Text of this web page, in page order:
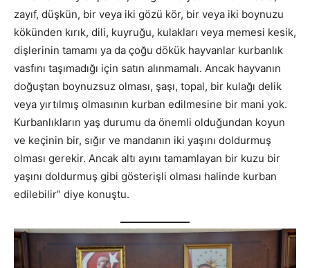
zayıf, düşkün, bir veya iki gözü kör, bir veya iki boynuzu
kökünden kırık, dili, kuyruğu, kulakları veya memesi kesik,
dişlerinin tamamı ya da çoğu dökük hayvanlar kurbanlık
vasfını taşımadığı için satın alınmamalı. Ancak hayvanın
doğuştan boynuzsuz olması, şaşı, topal, bir kulağı delik
veya yırtılmış olmasının kurban edilmesine bir mani yok.
Kurbanlıkların yaş durumu da önemli olduğundan koyun
ve keçinin bir, sığır ve mandanın iki yaşını doldurmuş
olması gerekir. Ancak altı ayını tamamlayan bir kuzu bir
yaşını doldurmuş gibi gösterişli olması halinde kurban
edilebilir” diye konuştu.